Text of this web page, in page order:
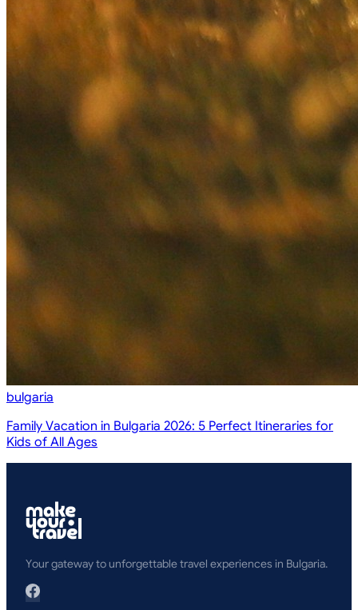
bulgaria
Family Vacation in Bulgaria 2026: 5 Perfect Itineraries for
Kids of All Ages
Your gateway to unforgettable travel experiences in Bulgaria.